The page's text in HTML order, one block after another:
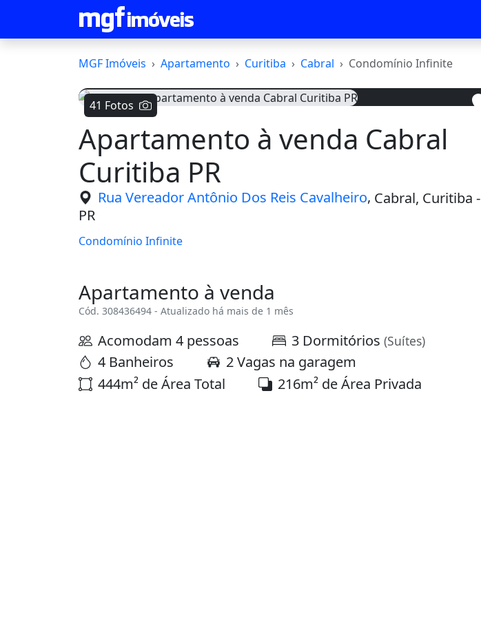
MGF Imóveis Apartamento Curitiba Cabral Condomínio Infinite
41 Fotos
Apartamento à venda Cabral
Curitiba PR
Rua Vereador Antônio Dos Reis Cavalheiro, Cabral, Curitiba -
PR
Condomínio Infinite
Apartamento à venda
Cód. 308436494 - Atualizado há mais de 1 mês
Acomodam 4 pessoas 3 Dormitórios (Suítes)
4 Banheiros
2 Vagas na garagem
444m² de Área Total
216m² de Área Privada